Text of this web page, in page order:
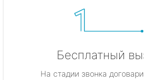
Бесплатный
На стадии звонка